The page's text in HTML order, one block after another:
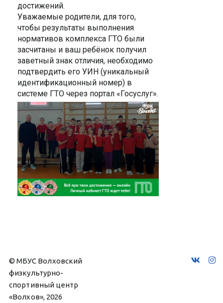
достижений.
Уважаемые родители, для того,
чтобы результаты выполнения
нормативов комплекса ГТО были
засчитаны и ваш ребёнок получил
заветный знак отличия, необходимо
подтвердить его УИН (уникальный
идентификационный номер) в
системе ГТО через портал «Госуслуг».
© МБУС Волховский
физкультурно-
спортивный центр
«Волхов», 2026